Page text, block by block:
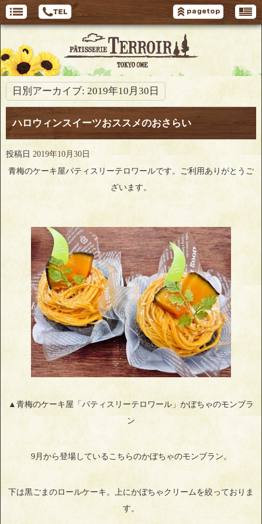
日別アーカイブ: 2019年10月30日
ハロウィンスイーツおススメのおさらい
投稿日 2019年10月30日
青梅のケーキ屋パティスリーテロワールです。ご利用ありがとうご
ざいます。
▲青梅のケーキ屋「パティスリーテロワール」かぼちゃのモンブラ
ン
9月から登場しているこちらのかぼちゃのモンブラン。
下は黒ごまのロールケーキ。上にかぼちゃクリームを絞っておりま
す。